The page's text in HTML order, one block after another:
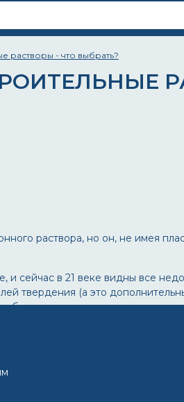
растворы - что выбрать?
раствора, но он, не имея
сейчас в 21 веке видны все
твердения (а это
состава -
порошок является ядовитым и
состав, который